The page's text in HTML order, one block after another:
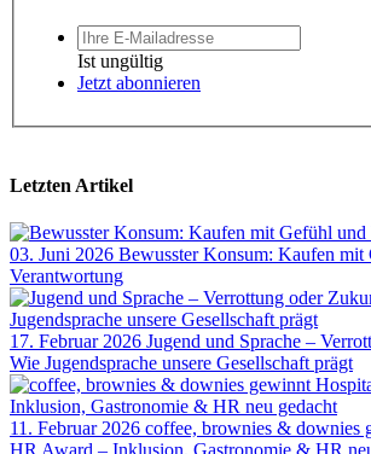
Ist ungültig
Jetzt abonnieren
Letzten Artikel
03. Juni 2026 Bewusster Konsum: Kaufen mit
Verantwortung
17. Februar 2026 Jugend und Sprache –
Wie Jugendsprache unsere Gesellschaft prägt
11. Februar 2026 coffee, brownies & downies